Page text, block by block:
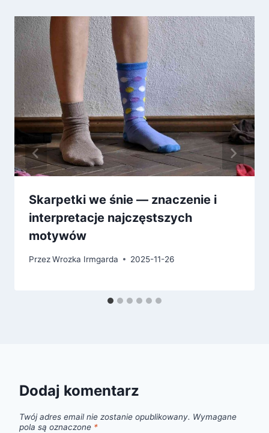
Skarpetki we śnie — znaczenie i
interpretacje najczęstszych
motywów
PrzezWrozka Irmgarda 2025-11-26
Dodaj komentarz
Twój adres email nie zostanie opublikowany. Wymagane
pola są oznaczone *